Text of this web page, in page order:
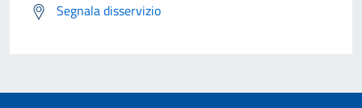
Segnala disservizio